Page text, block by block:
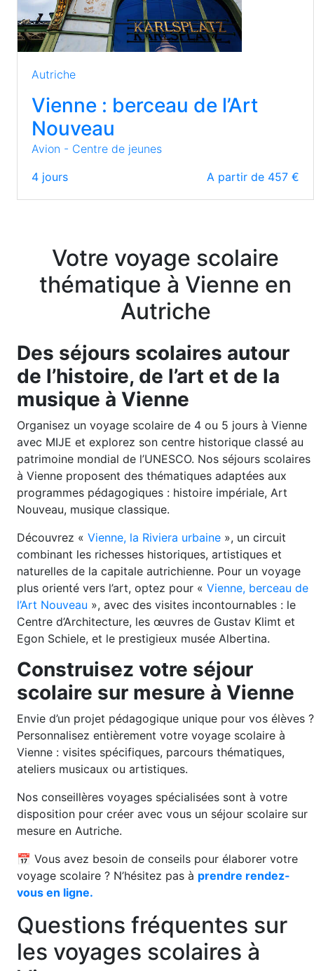
Autriche
Vienne : berceau de l’Art
Nouveau
Avion - Centre de jeunes
4 jours A partir de 457 €
Votre voyage scolaire
thématique à Vienne en
Autriche
Des séjours scolaires autour
de l’histoire, de l’art et de la
musique à Vienne
Organisez un voyage scolaire de 4 ou 5 jours à Vienne
avec MIJE et explorez son centre historique classé au
patrimoine mondial de l’UNESCO. Nos séjours scolaires
à Vienne proposent des thématiques adaptées aux
programmes pédagogiques : histoire impériale, Art
Nouveau, musique classique.
Découvrez « Vienne, la Riviera urbaine », un circuit
combinant les richesses historiques, artistiques et
naturelles de la capitale autrichienne. Pour un voyage
plus orienté vers l’art, optez pour « Vienne, berceau de
l’Art Nouveau », avec des visites incontournables : le
Centre d’Architecture, les œuvres de Gustav Klimt et
Egon Schiele, et le prestigieux musée Albertina.
Construisez votre séjour
scolaire sur mesure à Vienne
Envie d’un projet pédagogique unique pour vos élèves ?
Personnalisez entièrement votre voyage scolaire à
Vienne : visites spécifiques, parcours thématiques,
ateliers musicaux ou artistiques.
Nos conseillères voyages spécialisées sont à votre
disposition pour créer avec vous un séjour scolaire sur
mesure en Autriche.
📅 Vous avez besoin de conseils pour élaborer votre
voyage scolaire ? N’hésitez pas à prendre rendez-
vous en ligne.
Questions fréquentes sur
les voyages scolaires à